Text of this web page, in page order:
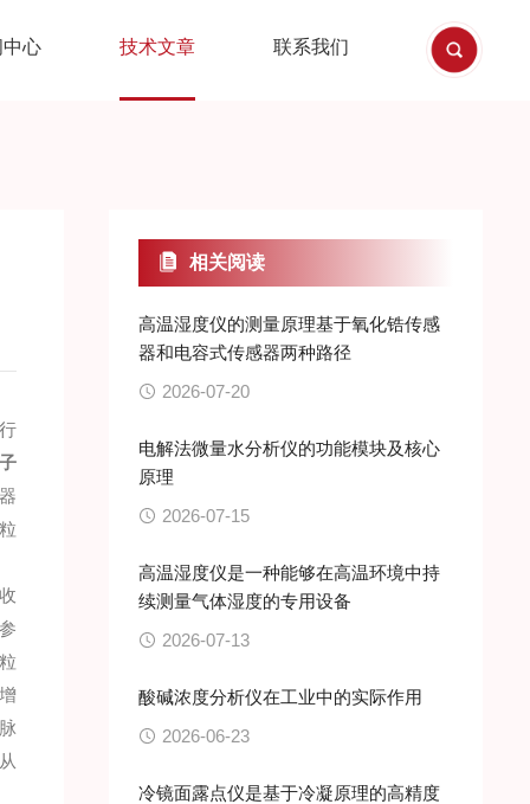
中心 技术文章 联系我们
相关阅读
高温湿度仪的测量原理基于氧化锆传感
器和电容式传感器两种路径
2026-07-20
电解法微量水分析仪的功能模块及核心
原理
2026-07-15
高温湿度仪是一种能够在高温环境中持
续测量气体湿度的专用设备
2026-07-13
酸碱浓度分析仪在工业中的实际作用
2026-06-23
冷镜面露点仪是基于冷凝原理的高精度